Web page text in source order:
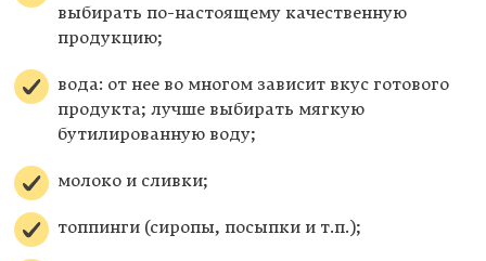
выбирать по-настоящему качественную
продукцию;
вода: от нее во многом зависит вкус готового
продукта; лучше выбирать мягкую
бутилированную воду;
молоко и сливки;
топпинги (сиропы, посыпки и т.п.);